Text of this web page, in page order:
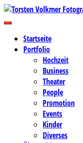
Zum
Inhalt
Torsten
Business-, Portrait- und
Startseite
Portfolio
Hochzeit
Business
Theater
People
Promotion
Events
Kinder
Diverses